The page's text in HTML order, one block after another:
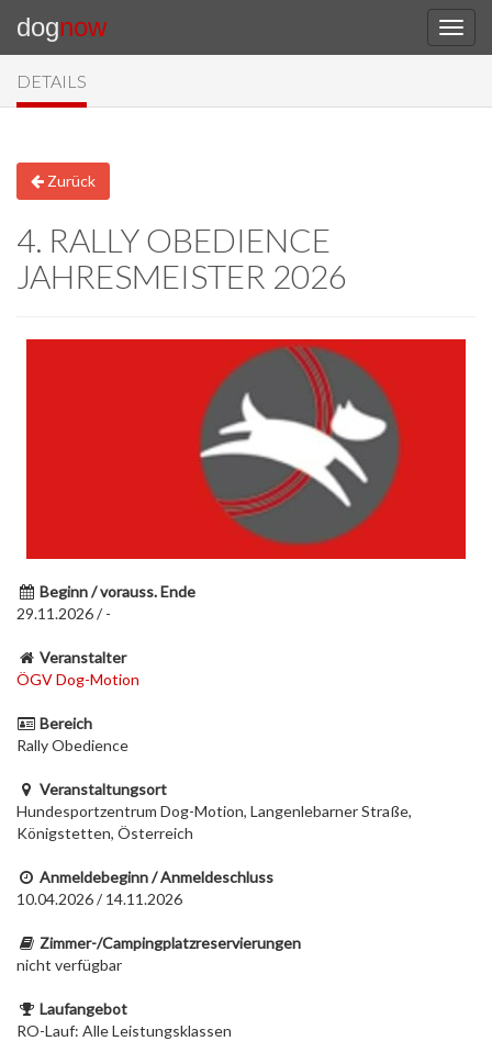
dognow
DETAILS
Zurück
4. RALLY OBEDIENCE
JAHRESMEISTER 2026
Beginn / vorauss. Ende
29.11.2026 / -
Veranstalter
ÖGV Dog-Motion
Bereich
Rally Obedience
Veranstaltungsort
Hundesportzentrum Dog-Motion, Langenlebarner Straße,
Königstetten, Österreich
Anmeldebeginn / Anmeldeschluss
10.04.2026 / 14.11.2026
Zimmer-/Campingplatzreservierungen
nicht verfügbar
Laufangebot
RO-Lauf: Alle Leistungsklassen